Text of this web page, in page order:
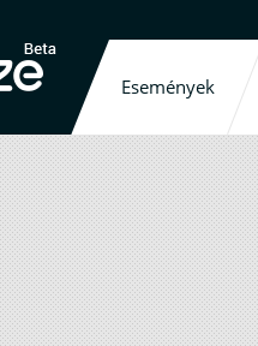
Események